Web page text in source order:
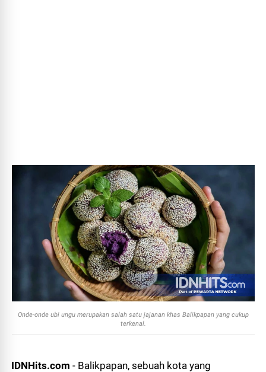
Onde-onde ubi ungu merupakan salah satu jajanan khas Balikpapan yang cukup
terkenal.
IDNHits.com - Balikpapan, sebuah kota yang